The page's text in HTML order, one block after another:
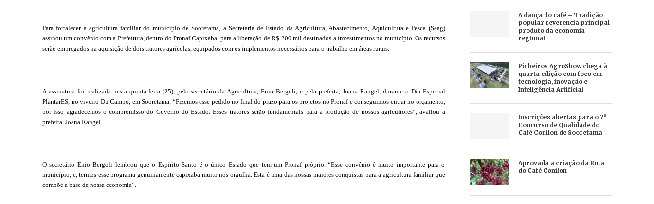
Para fortalecer a agricultura familiar do município de Sooretama, a Secretaria de Estado da Agricultura, Abastecimento, Aquicultura e Pesca (Seag)
assinou um convênio com a Prefeitura, dentro do Pronaf Capixaba, para a liberação de R$ 200 mil destinados a investimentos no município. Os recursos
serão empregados na aquisição de dois tratores agrícolas, equipados com os implementos necessários para o trabalho em áreas rurais.
A assinatura foi realizada nesta quinta-feira (25), pelo secretário da Agricultura, Enio Bergoli, e pela prefeita, Joana Rangel, durante o Dia Especial
PlantarES, no viveiro Du Campo, em Sooretama. “Fizemos esse pedido no final do prazo para os projetos no Pronaf e conseguimos entrar no orçamento,
por isso agradecemos o compromisso do Governo do Estado. Esses tratores serão fundamentais para a produção de nossos agricultores”, avaliou a
prefeita Joana Rangel.
O secretário Enio Bergoli lembrou que o Espírito Santo é o único Estado que tem um Pronaf próprio. “Esse convênio é muito importante para o
município, e, termos esse programa genuinamente capixaba muito nos orgulha. Esta é uma das nossas maiores conquistas para a agricultura familiar que
compõe a base da nossa economia”.
A dança do café – Tradição
popular reverencia principal
produto da economia
regional
Pinheiros AgroShow chega à
quarta edição com foco em
tecnologia, inovação e
Inteligência Artificial
Inscrições abertas para o 7º
Concurso de Qualidade do
Café Conilon de Sooretama
Aprovada a criação da Rota
do Café Conilon